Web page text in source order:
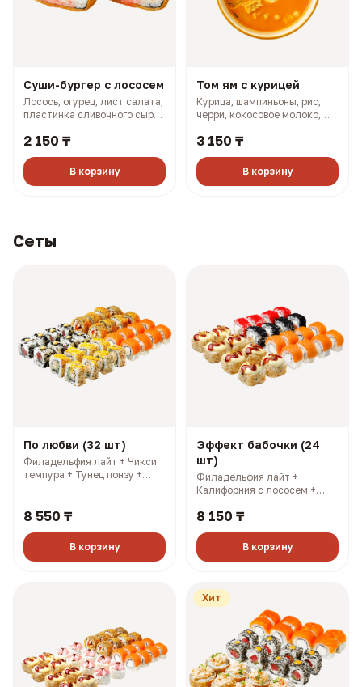
Суши-бургер с лососем
Лосось, огурец, лист салата,
пластинка сливочного сыра,
боул (330 гр, 910 ккал)
2 150 ₸
В корзину
Том ям с курицей
Курица, шампиньоны, рис,
черри, кокосовое молоко,
3 150 ₸
В корзину
Сеты
По любви (32 шт)
Филадельфия лайт + Чикси
темпура + Тунец понзу +
палочки, 3 васаби (1120 гр,
8 550 ₸
В корзину
Эффект бабочки (24
шт)
Филадельфия лайт +
Калифорния с лососем +
Смоки. 3 имбиря, 3 соевых, 3
2145 ккал)
8 150 ₸
В корзину
Хит